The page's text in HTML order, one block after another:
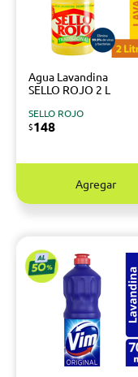
Agua Lavandina
SELLO ROJO 2 L
SELLO ROJO
$148
Agregar